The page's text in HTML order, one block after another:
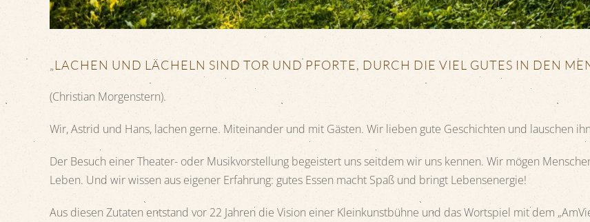
„LACHEN UND LÄCHELN SIND TOR UND PFORTE, DURCH DIE VIEL GUTES IN DEN
(Christian Morgenstern).
Wir, Astrid und Hans, lachen gerne. Miteinander und mit Gästen. Wir lieben gute Geschichten und lauschen
Der Besuch einer Theater- oder Musikvorstellung begeistert uns seitdem wir uns kennen. Wir mögen
Leben. Und wir wissen aus eigener Erfahrung: gutes Essen macht Spaß und bringt Lebensenergie!
Aus diesen Zutaten entstand vor 22 Jahren die Vision einer Kleinkunstbühne und das Wortspiel mit dem